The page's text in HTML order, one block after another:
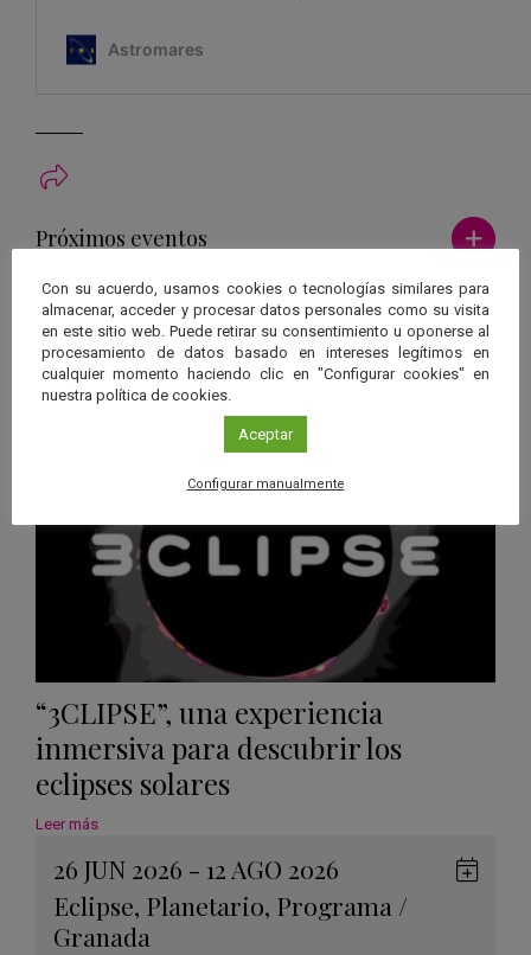
Próximos eventos Ver más
26 JUN 2026 - 26 ENE 2028
Eclipse,Planetario/Gérgal,Granada,
Málaga,Sevilla
en
“3CLIPSE”, una experiencia
inmersiva para descubrir los
eclipses solares
Leer más
26 JUN 2026 - 12 AGO 2026
Eclipse, Planetario, Programa /
Granada
Con su acuerdo, usamos cookies o tecnologías similares para
almacenar, acceder y procesar datos personales como su visita
en este sitio web. Puede retirar su consentimiento u oponerse al
procesamiento de datos basado en intereses legítimos en
cualquier momento haciendo clic en "Configurar cookies" en
nuestra política de cookies.
Aceptar
Configurar manualmente